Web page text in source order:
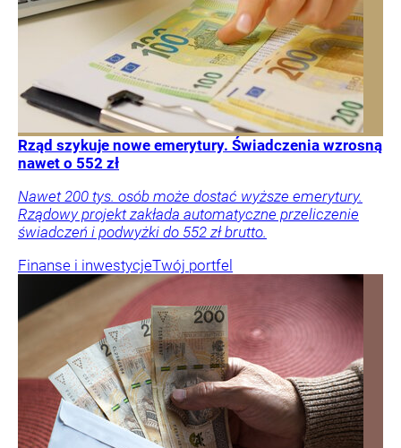
Rząd szykuje nowe emerytury. Świadczenia wzrosną
nawet o 552 zł
Nawet 200 tys. osób może dostać wyższe emerytury.
Rządowy projekt zakłada automatyczne przeliczenie
świadczeń i podwyżki do 552 zł brutto.
Finanse i inwestycjeTwój portfel